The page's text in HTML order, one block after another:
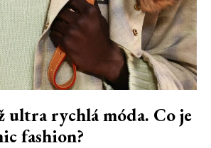
ultra rychlá móda. Co je
fashion?